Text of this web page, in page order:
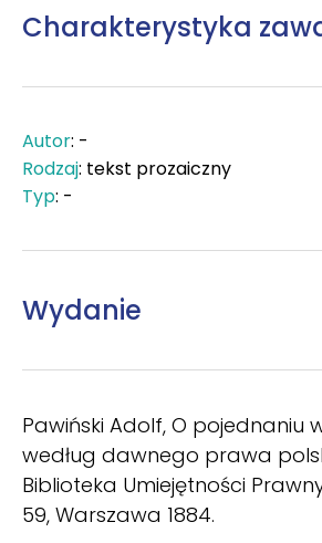
Charakterystyka
Autor: -
Rodzaj: tekst prozaiczny
Typ: -
Wydanie
Pawiński Adolf, O pojednaniu
według dawnego prawa
Biblioteka Umiejętności
59, Warszawa 1884.